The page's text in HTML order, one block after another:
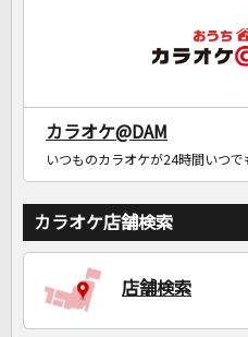
カラオケ@DAM
いつものカラオケが24時間いつで
カラオケ店舗検索
店舗検索